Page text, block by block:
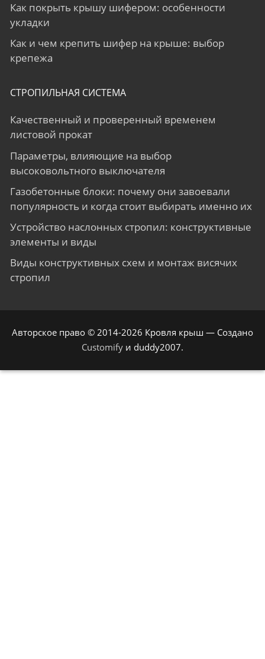
Как покрыть крышу шифером: особенности
укладки
Как и чем крепить шифер на крыше: выбор
крепежа
СТРОПИЛЬНАЯ СИСТЕМА
Качественный и проверенный временем
листовой прокат
Параметры, влияющие на выбор
высоковольтного выключателя
Газобетонные блоки: почему они завоевали
популярность и когда стоит выбирать именно их
Устройство наслонных стропил: конструктивные
элементы и виды
Виды конструктивных схем и монтаж висячих
стропил
Авторское право © 2014-2026 Кровля крыш — Создано
Customify и duddy2007.